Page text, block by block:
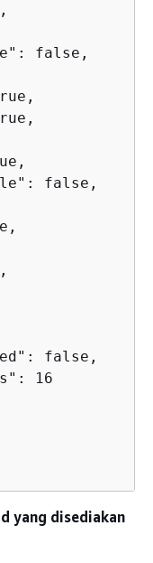
false,
false,
false,
16
yang disediakan